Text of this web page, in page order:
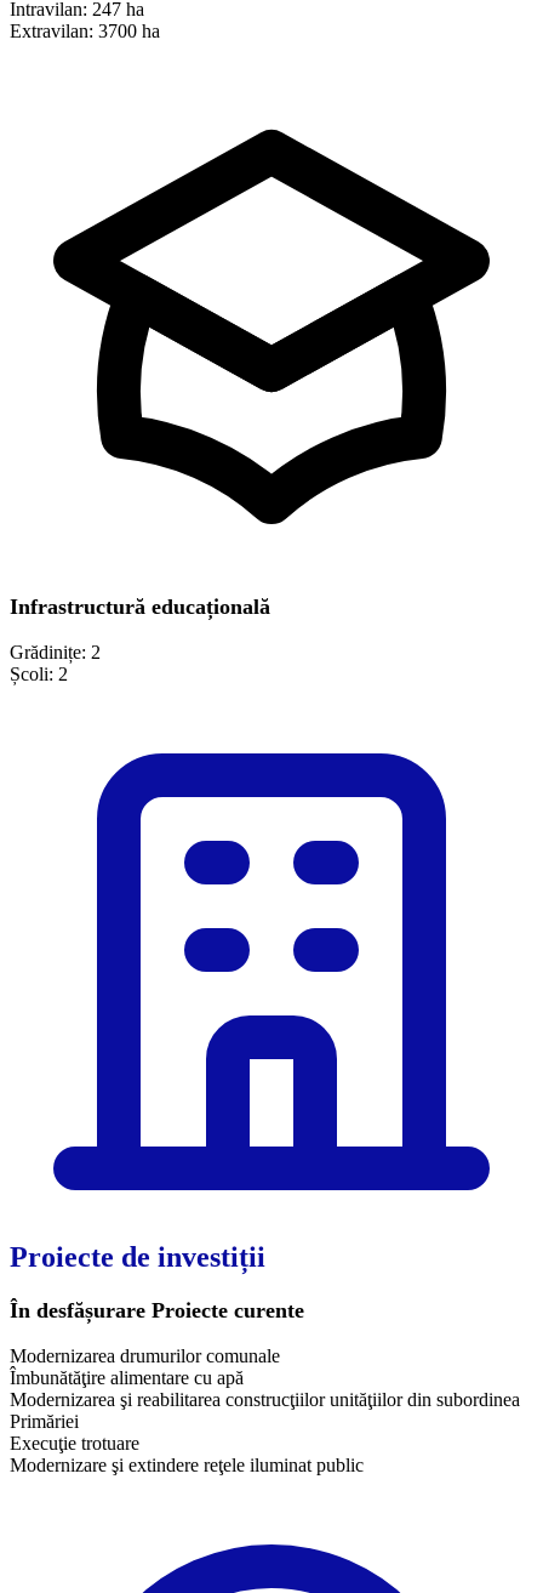
Intravilan: 247 ha
Extravilan: 3700 ha
Infrastructură educațională
Grădinițe: 2
Școli: 2
Proiecte de investiții
În desfășurare Proiecte curente
Modernizarea drumurilor comunale
Îmbunătăţire alimentare cu apă
Modernizarea şi reabilitarea construcţiilor unităţiilor din subordinea
Primăriei
Execuţie trotuare
​Modernizare şi extindere reţele iluminat public